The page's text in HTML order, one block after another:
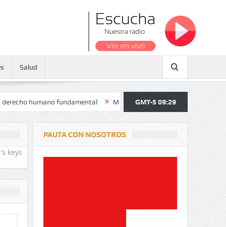
Salud
fundamental Maratón atendió a más de 38.000 jóvenes y
GMT-5 09:29
keys
PAUTA CON NOSOTROS